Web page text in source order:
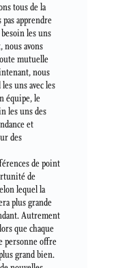
tous de la
apprendre
les uns
nous avons
mutuelle
nous
uns avec les
équipe, le
les uns des
et
des
de point
de
lequel la
plus grande
Autrement
que chaque
personne offre
grand bien.